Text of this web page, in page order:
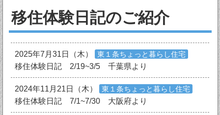
移住体験日記のご紹介
2025年7月31日（木）
東１条ちょっと暮らし住宅
移住体験日記 2/19~3/5 千葉県より
2024年11月21日（木）
東１条ちょっと暮らし住宅
移住体験日記 7/1~7/30 大阪府より